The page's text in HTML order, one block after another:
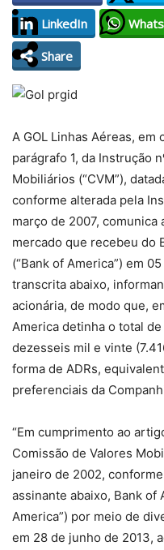
LinkedIn
Share
A GOL Linhas Aéreas,
parágrafo 1, da Instrução
Mobiliários (“CVM”),
conforme alterada pela
março de 2007, comunica
mercado que recebeu do
(“Bank of America”) em
transcrita abaixo,
acionária, de modo que,
America detinha o total
dezesseis mil e vinte
forma de ADRs,
preferenciais da
“Em cumprimento ao
Comissão de Valores
janeiro de 2002,
assinante abaixo, Bank of
America”) por meio de
em 28 de junho de 2013,